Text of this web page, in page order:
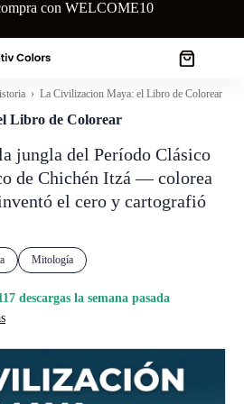
con WELCOME10
Carro
compra
› La Civilizacion Maya: el Libro de Colorear
Libro de Colorear
jungla del Período Clásico
de Chichén Itzá — colorea
el cero y cartografió
Mitología
descargas la semana pasada